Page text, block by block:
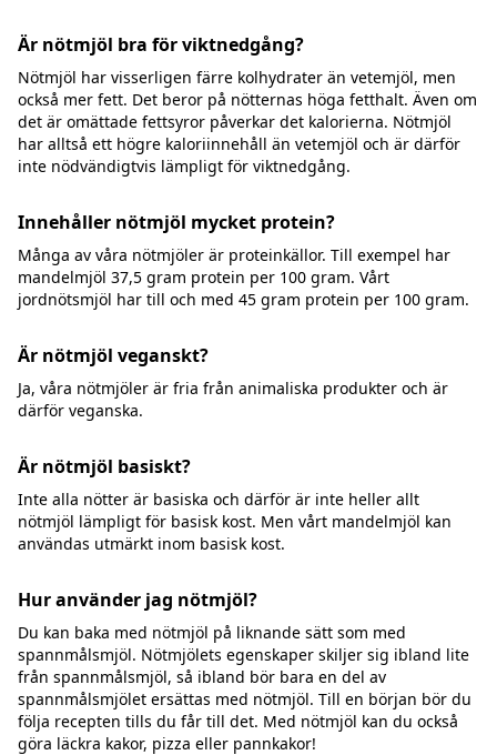
Är nötmjöl bra för viktnedgång?
Nötmjöl har visserligen färre kolhydrater än vetemjöl, men
också mer fett. Det beror på nötternas höga fetthalt. Även om
det är omättade fettsyror påverkar det kalorierna. Nötmjöl
har alltså ett högre kaloriinnehåll än vetemjöl och är därför
inte nödvändigtvis lämpligt för viktnedgång.
Innehåller nötmjöl mycket protein?
Många av våra nötmjöler är proteinkällor. Till exempel har
mandelmjöl 37,5 gram protein per 100 gram. Vårt
jordnötsmjöl har till och med 45 gram protein per 100 gram.
Är nötmjöl veganskt?
Ja, våra nötmjöler är fria från animaliska produkter och är
därför veganska.
Är nötmjöl basiskt?
Inte alla nötter är basiska och därför är inte heller allt
nötmjöl lämpligt för basisk kost. Men vårt mandelmjöl kan
användas utmärkt inom basisk kost.
Hur använder jag nötmjöl?
Du kan baka med nötmjöl på liknande sätt som med
spannmålsmjöl. Nötmjölets egenskaper skiljer sig ibland lite
från spannmålsmjöl, så ibland bör bara en del av
spannmålsmjölet ersättas med nötmjöl. Till en början bör du
följa recepten tills du får till det. Med nötmjöl kan du också
göra läckra kakor, pizza eller pannkakor!